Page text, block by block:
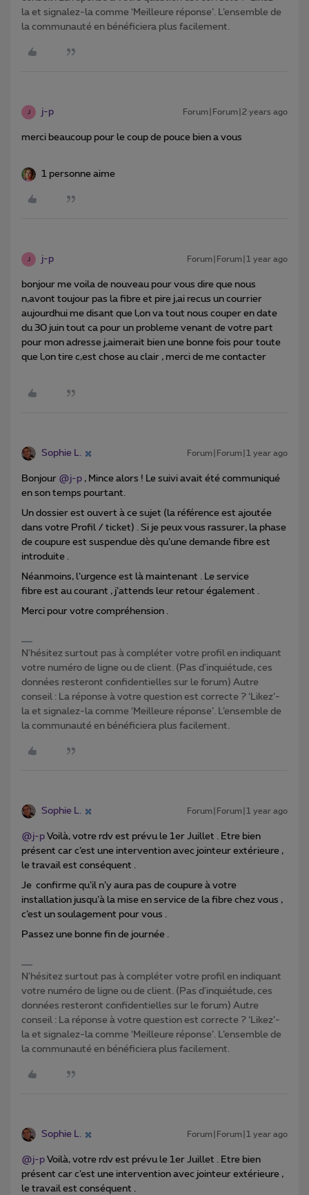
la et signalez-la comme ‘Meilleure réponse’. L’ensemble de
la communauté en bénéficiera plus facilement.
J j-p Forum|Forum|2 years ago
merci beaucoup pour le coup de pouce bien a vous
1 personne aime
J j-p Forum|Forum|1 year ago
bonjour me voila de nouveau pour vous dire que nous
n,avont toujour pas la fibre et pire j,ai recus un courrier
aujourdhui me disant que l,on va tout nous couper en date
du 30 juin tout ca pour un probleme venant de votre part
pour mon adresse j,aimerait bien une bonne fois pour toute
que l,on tire c,est chose au clair , merci de me contacter
Sophie L. Forum|Forum|1 year ago
Bonjour ​ @j-p , Mince alors ! Le suivi avait été communiqué
en son temps pourtant.
Un dossier est ouvert à ce sujet (la référence est ajoutée
dans votre Profil / ticket) . Si je peux vous rassurer, la phase
de coupure est suspendue dès qu’une demande fibre est
introduite .
Néanmoins, l’urgence est là maintenant . Le service
fibre est au courant , j’attends leur retour également .
Merci pour votre compréhension .
N'hésitez surtout pas à compléter votre profil en indiquant
votre numéro de ligne ou de client. (Pas d'inquiétude, ces
données resteront confidentielles sur le forum) Autre
conseil : La réponse à votre question est correcte ? ‘Likez’-
la et signalez-la comme ‘Meilleure réponse’. L’ensemble de
la communauté en bénéficiera plus facilement.
Sophie L. Forum|Forum|1 year ago
@j-p Voilà, votre rdv est prévu le 1er Juillet . Etre bien
présent car c’est une intervention avec jointeur extérieure ,
le travail est conséquent .
Je confirme qu’il n’y aura pas de coupure à votre
installation jusqu’à la mise en service de la fibre chez vous ,
c’est un soulagement pour vous .
Passez une bonne fin de journée .
N'hésitez surtout pas à compléter votre profil en indiquant
votre numéro de ligne ou de client. (Pas d'inquiétude, ces
données resteront confidentielles sur le forum) Autre
conseil : La réponse à votre question est correcte ? ‘Likez’-
la et signalez-la comme ‘Meilleure réponse’. L’ensemble de
la communauté en bénéficiera plus facilement.
Sophie L. Forum|Forum|1 year ago
@j-p Voilà, votre rdv est prévu le 1er Juillet . Etre bien
présent car c’est une intervention avec jointeur extérieure ,
le travail est conséquent .